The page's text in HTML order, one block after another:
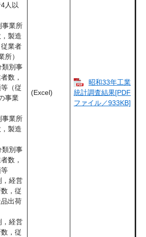
人以
事業所
製造
業者
所）
類別事
数，
（従
事業
事業所
製造
類別事
数，
，経営
，従
出荷
，経営
，従
(Excel)
昭和33年工業
統計調査結果[PDF
ファイル／933KB]